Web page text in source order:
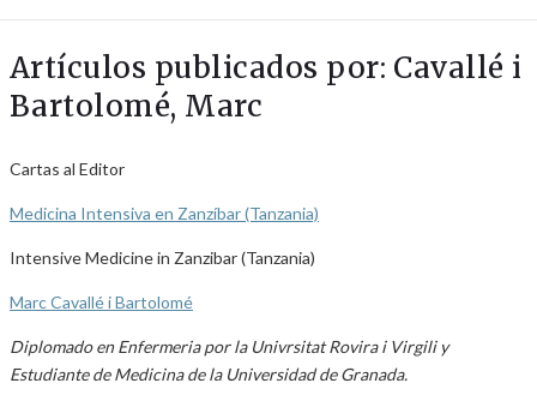
Artículos publicados por: Cavallé i
Bartolomé, Marc
Cartas al Editor
Medicina Intensiva en Zanzíbar (Tanzania)
Intensive Medicine in Zanzibar (Tanzania)
Marc Cavallé i Bartolomé
Diplomado en Enfermeria por la Univrsitat Rovira i Virgili y
Estudiante de Medicina de la Universidad de Granada.